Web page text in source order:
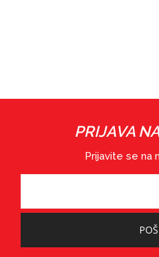
PRIJAVA
Prijavite se na